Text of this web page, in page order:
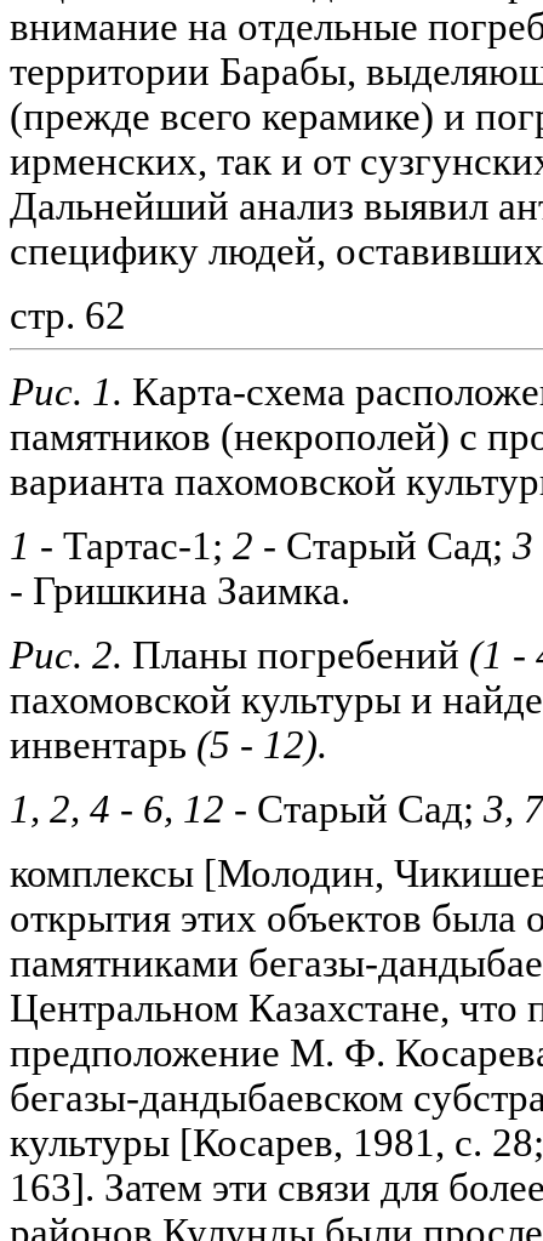
внимание на отдельные
территории Барабы,
(прежде всего керамике) и
ирменских, так и от
Дальнейший анализ выявил
специфику людей,
стр. 62
Рис. 1. Карта-схема
памятников (некрополей) с
варианта пахомовской
1 - Тартас-1; 2 - Старый Сад; 3
- Гришкина Заимка.
Рис. 2. Планы погребений (1 -
пахомовской культуры и
инвентарь (5 - 12).
1, 2, 4 - 6, 12 - Старый Сад; 3,
комплексы [Молодин,
открытия этих объектов была
памятниками бегазы-
Центральном Казахстане, что
предположение М. Ф.
бегазы-дандыбаевском
культуры [Косарев, 1981, с.
163]. Затем эти связи для